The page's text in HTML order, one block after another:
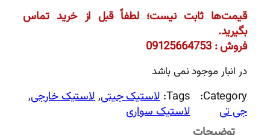
قیمت‌ها ثابت نیست؛ لطفاً قبل از خرید تماس
بگیرید.
فروش : 09125664753
در انبار موجود نمی باشد
Category:
جی تی
Tags: لاستیک جیتی, لاستیک خارجی,
لاستیک سواری